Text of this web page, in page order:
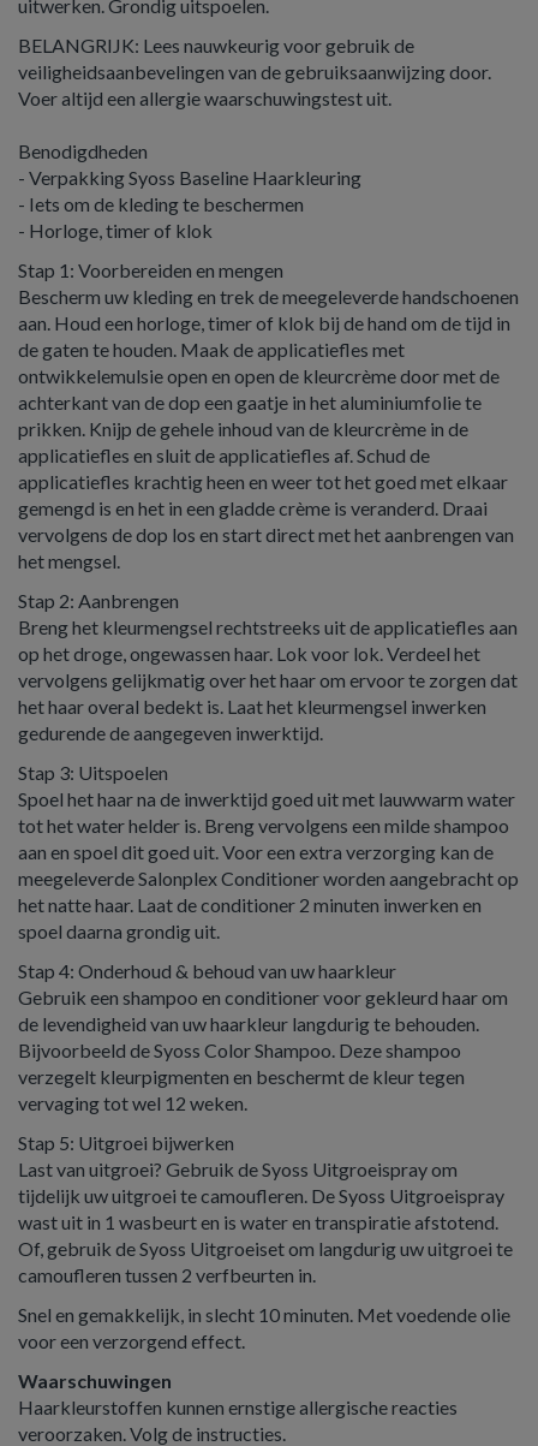
uitwerken. Grondig uitspoelen.
BELANGRIJK: Lees nauwkeurig voor gebruik de
veiligheidsaanbevelingen van de gebruiksaanwijzing door.
Voer altijd een allergie waarschuwingstest uit.
Benodigdheden
- Verpakking Syoss Baseline Haarkleuring
- Iets om de kleding te beschermen
- Horloge, timer of klok
Stap 1: Voorbereiden en mengen
Bescherm uw kleding en trek de meegeleverde handschoenen
aan. Houd een horloge, timer of klok bij de hand om de tijd in
de gaten te houden. Maak de applicatiefles met
ontwikkelemulsie open en open de kleurcrème door met de
achterkant van de dop een gaatje in het aluminiumfolie te
prikken. Knijp de gehele inhoud van de kleurcrème in de
applicatiefles en sluit de applicatiefles af. Schud de
applicatiefles krachtig heen en weer tot het goed met elkaar
gemengd is en het in een gladde crème is veranderd. Draai
vervolgens de dop los en start direct met het aanbrengen van
het mengsel.
Stap 2: Aanbrengen
Breng het kleurmengsel rechtstreeks uit de applicatiefles aan
op het droge, ongewassen haar. Lok voor lok. Verdeel het
vervolgens gelijkmatig over het haar om ervoor te zorgen dat
het haar overal bedekt is. Laat het kleurmengsel inwerken
gedurende de aangegeven inwerktijd.
Stap 3: Uitspoelen
Spoel het haar na de inwerktijd goed uit met lauwwarm water
tot het water helder is. Breng vervolgens een milde shampoo
aan en spoel dit goed uit. Voor een extra verzorging kan de
meegeleverde Salonplex Conditioner worden aangebracht op
het natte haar. Laat de conditioner 2 minuten inwerken en
spoel daarna grondig uit.
Stap 4: Onderhoud & behoud van uw haarkleur
Gebruik een shampoo en conditioner voor gekleurd haar om
de levendigheid van uw haarkleur langdurig te behouden.
Bijvoorbeeld de Syoss Color Shampoo. Deze shampoo
verzegelt kleurpigmenten en beschermt de kleur tegen
vervaging tot wel 12 weken.
Stap 5: Uitgroei bijwerken
Last van uitgroei? Gebruik de Syoss Uitgroeispray om
tijdelijk uw uitgroei te camoufleren. De Syoss Uitgroeispray
wast uit in 1 wasbeurt en is water en transpiratie afstotend.
Of, gebruik de Syoss Uitgroeiset om langdurig uw uitgroei te
camoufleren tussen 2 verfbeurten in.
Snel en gemakkelijk, in slecht 10 minuten. Met voedende olie
voor een verzorgend effect.
Waarschuwingen
Haarkleurstoffen kunnen ernstige allergische reacties
veroorzaken. Volg de instructies.